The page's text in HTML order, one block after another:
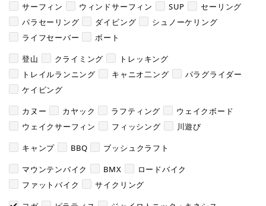
サーフィン ウィンドサーフィン SUP
セーリング
パラセーリング
ダイビング
シュノーケリング
ライフセーバー
ボート
登山
クライミング
トレッキング
トレイルランニング
キャニオ二ング
パラグライダー
ケイビング
カヌー
カヤック ラフティング
ウェイクボード
ウェイクサーフィン
フィッシング
川遊び
キャンプ
BBQ
ブッシュクラフト
マウンテンバイク
BMX
ロードバイク
ファットバイク
サイクリング